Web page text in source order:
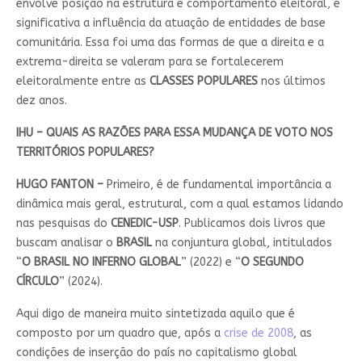
envolve posição na estrutura e comportamento eleitoral, é
significativa a influência da atuação de entidades de base
comunitária. Essa foi uma das formas de que a direita e a
extrema-direita se valeram para se fortalecerem
eleitoralmente entre as CLASSES POPULARESnos últimos
dez anos.
IHU – QUAIS AS RAZÕES PARA ESSA MUDANÇA DE VOTO NOS
TERRITÓRIOS POPULARES?
HUGO FANTON –Primeiro, é de fundamental importância a
dinâmica mais geral, estrutural, com a qual estamos lidando
nas pesquisas do CENEDIC-USP. Publicamos dois livros que
buscam analisar o BRASILna conjuntura global, intitulados
“O BRASIL NO INFERNO GLOBAL” (2022) e “O SEGUNDO
CÍRCULO” (2024).
Aqui digo de maneira muito sintetizada aquilo que é
composto por um quadro que, após a crise de 2008, as
condições de inserção do país no capitalismo global